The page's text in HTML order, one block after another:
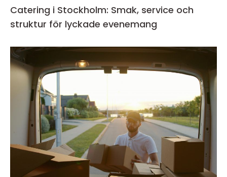
Catering i Stockholm: Smak, service och
struktur för lyckade evenemang